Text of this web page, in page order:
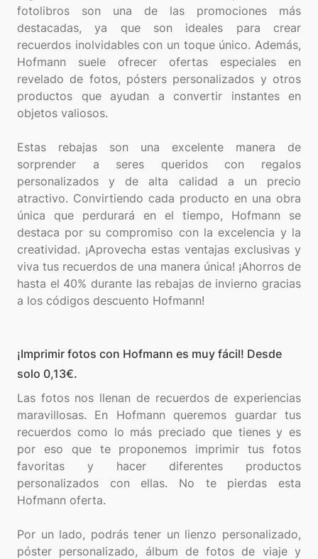
fotolibros son una de las promociones más
destacadas, ya que son ideales para crear
recuerdos inolvidables con un toque único. Además,
Hofmann suele ofrecer ofertas especiales en
revelado de fotos, pósters personalizados y otros
productos que ayudan a convertir instantes en
objetos valiosos.
Estas rebajas son una excelente manera de
sorprender a seres queridos con regalos
personalizados y de alta calidad a un precio
atractivo. Convirtiendo cada producto en una obra
única que perdurará en el tiempo, Hofmann se
destaca por su compromiso con la excelencia y la
creatividad. ¡Aprovecha estas ventajas exclusivas y
viva tus recuerdos de una manera única! ¡Ahorros de
hasta el 40% durante las rebajas de invierno gracias
¡Imprimir fotos con Hofmann es muy fácil! Desde
solo 0,13€.
Las fotos nos llenan de recuerdos de experiencias
maravillosas. En Hofmann queremos guardar tus
recuerdos como lo más preciado que tienes y es
por eso que te proponemos imprimir tus fotos
favoritas y hacer diferentes productos
personalizados con ellas. No te pierdas esta
Hofmann oferta.
Por un lado, podrás tener un lienzo personalizado,
póster personalizado, álbum de fotos de viaje y